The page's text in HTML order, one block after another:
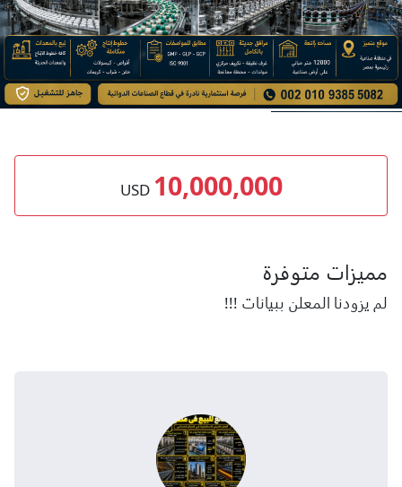
10,000,000
USD
مميزات متوفرة
لم يزودنا المعلن ببيانات !!!